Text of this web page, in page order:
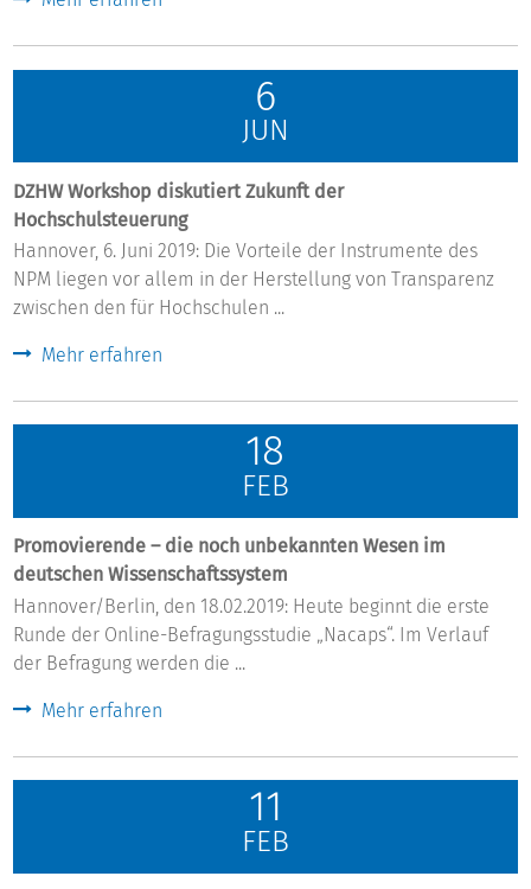
6
JUN
DZHW Workshop diskutiert Zukunft der
Hochschulsteuerung
Hannover, 6. Juni 2019: Die Vorteile der Instrumente des
NPM liegen vor allem in der Herstellung von Transparenz
zwischen den für Hochschulen ...
Mehr erfahren
18
FEB
Promovierende – die noch unbekannten Wesen im
deutschen Wissenschaftssystem
Hannover/Berlin, den 18.02.2019: Heute beginnt die erste
Runde der Online-Befragungsstudie „Nacaps“. Im Verlauf
der Befragung werden die ...
Mehr erfahren
11
FEB